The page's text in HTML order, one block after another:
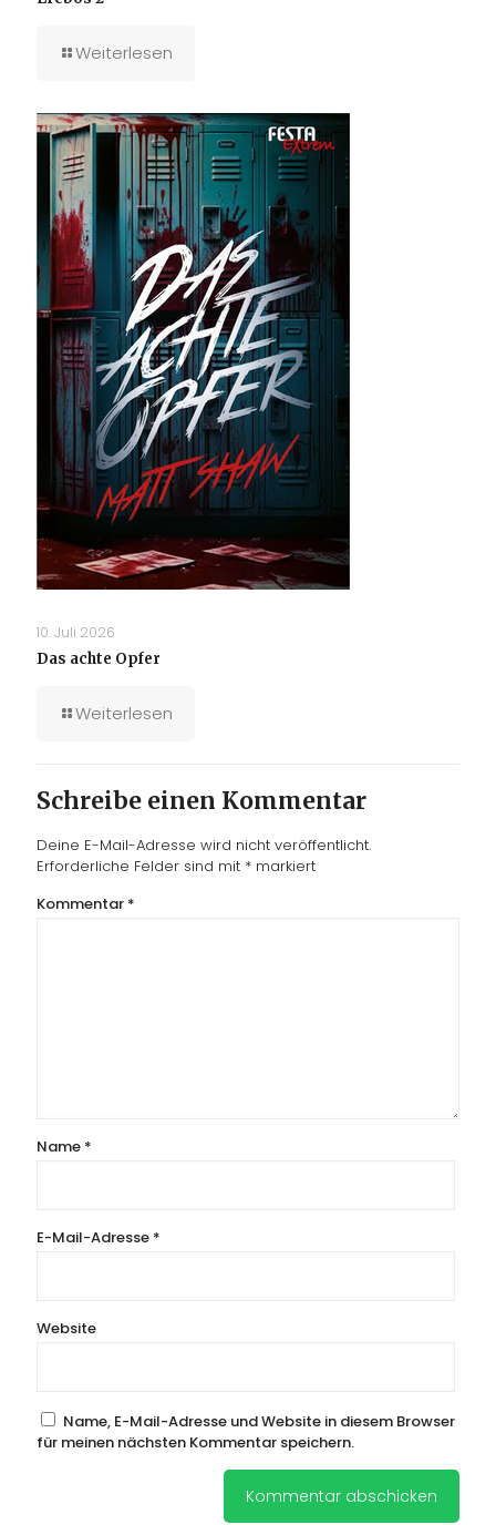
Weiterlesen
10. Juli 2026
Das achte Opfer
Weiterlesen
Schreibe einen Kommentar
Deine E-Mail-Adresse wird nicht veröffentlicht.
Erforderliche Felder sind mit * markiert
Kommentar *
Name *
E-Mail-Adresse *
Website
Name, E-Mail-Adresse und Website in diesem Browser
für meinen nächsten Kommentar speichern.